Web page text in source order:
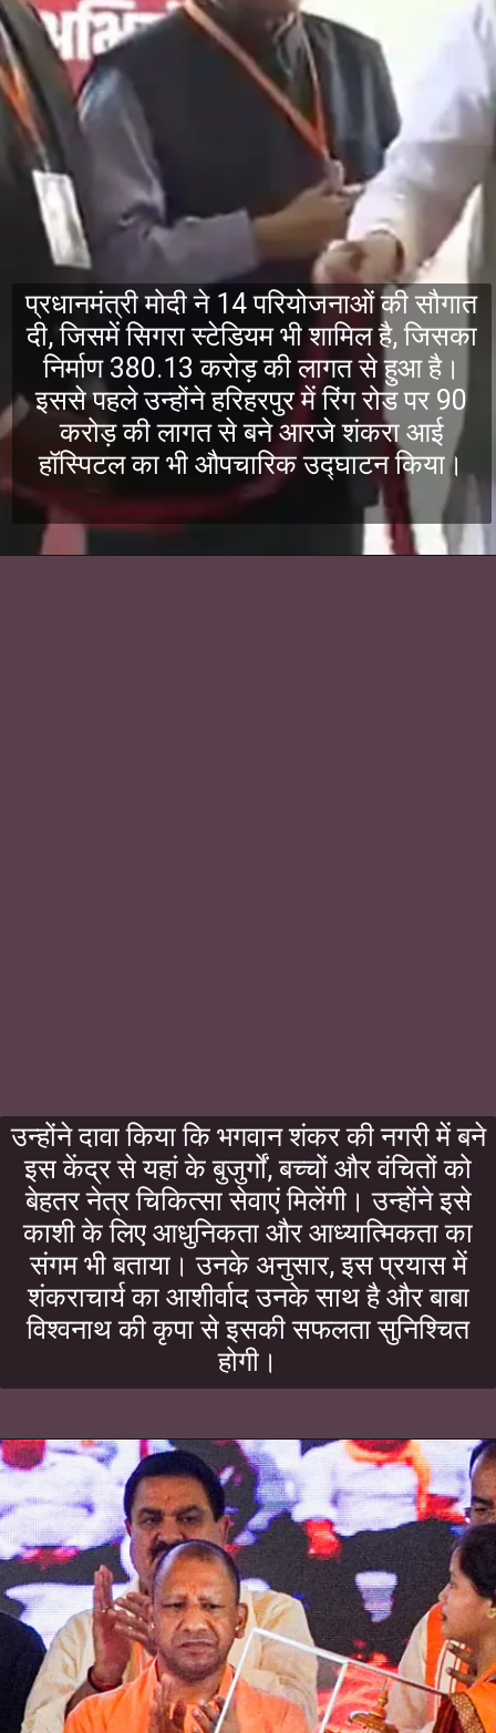
प्रधानमंत्री मोदी ने 14 परियोजनाओं की सौगात
दी, जिसमें सिगरा स्टेडियम भी शामिल है, जिसका
निर्माण 380.13 करोड़ की लागत से हुआ है।
इससे पहले उन्होंने हरिहरपुर में रिंग रोड पर 90
करोड़ की लागत से बने आरजे शंकरा आई
हॉस्पिटल का भी औपचारिक उद्घाटन किया।
उन्होंने दावा किया कि भगवान शंकर की नगरी में बने
इस केंद्र से यहां के बुजुर्गों, बच्चों और वंचितों को
बेहतर नेत्र चिकित्सा सेवाएं मिलेंगी। उन्होंने इसे
काशी के लिए आधुनिकता और आध्यात्मिकता का
संगम भी बताया। उनके अनुसार, इस प्रयास में
शंकराचार्य का आशीर्वाद उनके साथ है और बाबा
विश्वनाथ की कृपा से इसकी सफलता सुनिश्चित
होगी।